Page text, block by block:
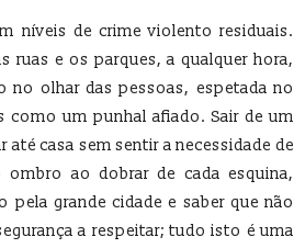
níveis de crime violento residuais.
ruas e os parques, a qualquer hora,
no olhar das pessoas, espetada no
um punhal afiado. Sair de um
até casa sem sentir a necessidade de
ao dobrar de cada esquina,
pela grande cidade e saber que não
a respeitar; tudo isto é uma